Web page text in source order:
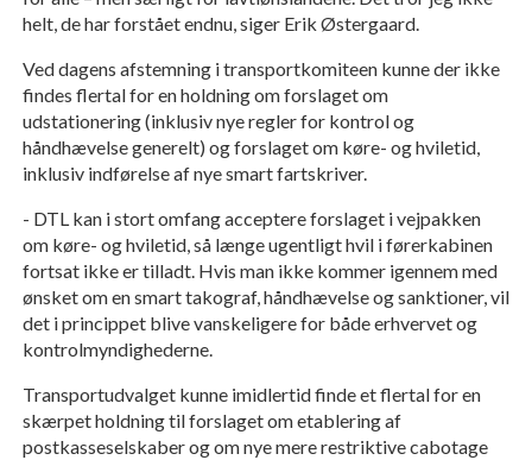
helt, de har forstået endnu, siger Erik Østergaard.
Ved dagens afstemning i transportkomiteen kunne der ikke
findes flertal for en holdning om forslaget om
udstationering (inklusiv nye regler for kontrol og
håndhævelse generelt) og forslaget om køre- og hviletid,
inklusiv indførelse af nye smart fartskriver.
- DTL kan i stort omfang acceptere forslaget i vejpakken
om køre- og hviletid, så længe ugentligt hvil i førerkabinen
fortsat ikke er tilladt. Hvis man ikke kommer igennem med
ønsket om en smart takograf, håndhævelse og sanktioner, vil
det i princippet blive vanskeligere for både erhvervet og
kontrolmyndighederne.
Transportudvalget kunne imidlertid finde et flertal for en
skærpet holdning til forslaget om etablering af
postkasseselskaber og om nye mere restriktive cabotage